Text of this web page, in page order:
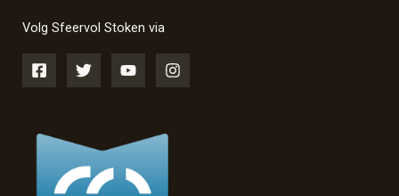
Volg Sfeervol Stoken via